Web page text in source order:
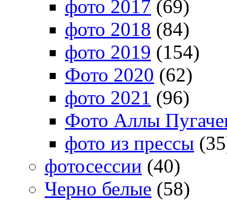
фото 2017 (69)
фото 2018 (84)
фото 2019 (154)
Фото 2020 (62)
фото 2021 (96)
Фото Аллы
фото из прессы
фотосессии (40)
Черно белые (58)